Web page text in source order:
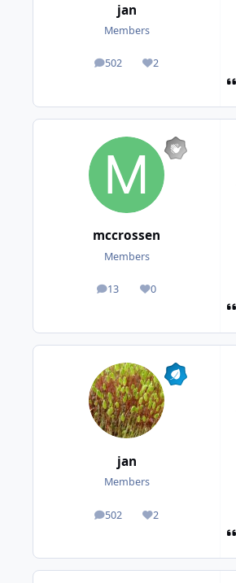
jan
Members
502
posts 2
Reputation
mccrossen
Members
13
posts 0
Reputation
jan
Members
502
posts 2
Reputation